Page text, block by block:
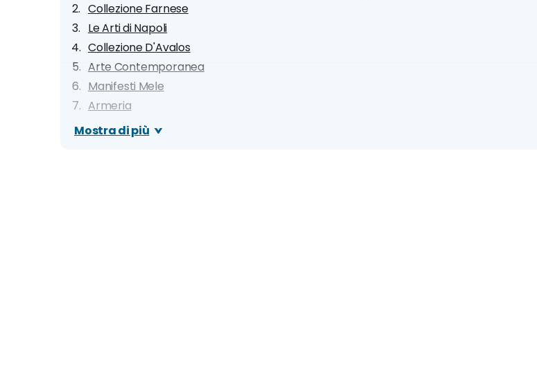
Collezione Farnese
Le Arti di Napoli
Collezione D'Avalos
Arte Contemporanea
Manifesti Mele
Armeria
Collezione De Ciccio
Mostra di più